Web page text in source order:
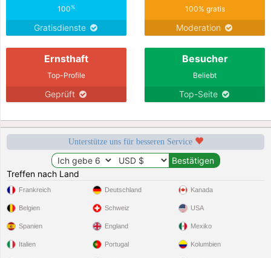
100%
Gratisdienste
100% gratis
Moderation
Ernsthaft
Top-Profile
Geprüft
Besucher
Beliebt
Top-Seite
Unterstütze uns für besseren Service
Treffen nach Land
Frankreich
Belgien
Spanien
Italien
Deutschland
Schweiz
England
Portugal
Kanada
USA
Mexiko
Kolumbien